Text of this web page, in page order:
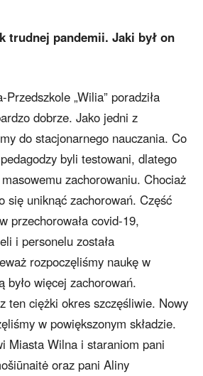
trudnej pandemii. Jaki był on
Przedszkole „Wilia” poradziła
dobrze. Jako jedni z
do stacjonarnego nauczania. Co
byli testowani, dlatego
zachorowaniu. Chociaż
się uniknąć zachorowań. Część
przechorowała covid-19,
i personelu została
rozpoczęliśmy naukę w
było więcej zachorowań.
ten ciężki okres szczęśliwie. Nowy
w powiększonym składzie.
Miasta Wilna i staraniom pani
oraz pani Aliny